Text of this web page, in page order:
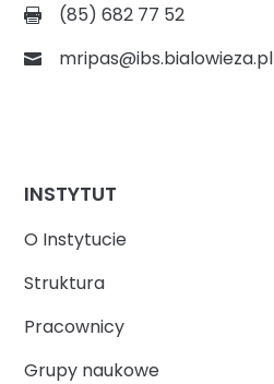
(85) 682 77 52
mripas@ibs.bialowieza.pl
INSTYTUT
O Instytucie
Struktura
Pracownicy
Grupy naukowe